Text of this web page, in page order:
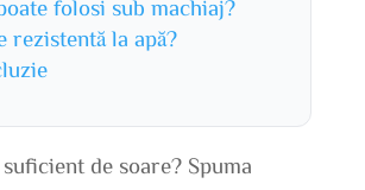
folosi sub machiaj?
rezistentă la apă?
de soare? Spuma